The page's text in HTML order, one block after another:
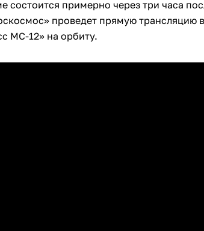
состоится примерно через три часа
проведет прямую трансляцию
МС-12» на орбиту.